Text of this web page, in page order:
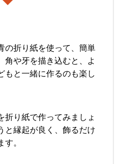
の折り紙を使って、簡単
角や牙を描き込むと、よ
もと一緒に作るのも楽し
折り紙で作ってみましょ
と縁起が良く、飾るだけ
。